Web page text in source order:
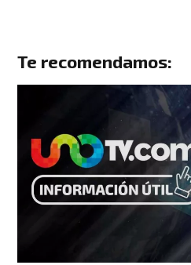
Te recomendamos: